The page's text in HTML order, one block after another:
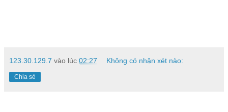
123.30.129.7 vào lúc 02:27 Không có nhận xét nào:
Chia sẻ